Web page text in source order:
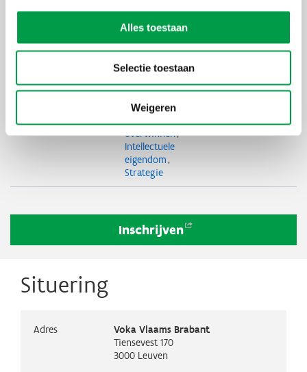
Alles toestaan
Selectie toestaan
Weigeren
Digitaliseren
Internationaal
ondernemen
Duurzaam
ondernemen
HR, leiderschap
& organisatie
Moeilijkheden
overwinnen
Intellectuele
eigendom
Strategie
Inschrijven
Situering
Adres
Voka Vlaams Brabant
Tiensevest 170
3000 Leuven